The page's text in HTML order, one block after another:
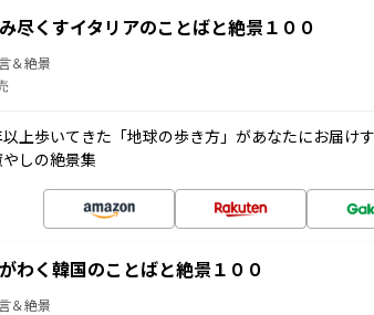
尽くすイタリアのことばと絶景１００
＆絶景
上歩いてきた「地球の歩き方」があなたにお届け
しの絶景集
わく韓国のことばと絶景１００
＆絶景